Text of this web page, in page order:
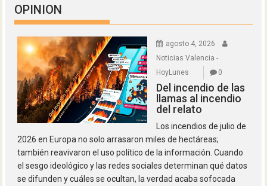
OPINION
agosto 4, 2026
Noticias Valencia -
HoyLunes
0
Del incendio de las
llamas al incendio
del relato
Los incendios de julio de
2026 en Europa no solo arrasaron miles de hectáreas;
también reavivaron el uso político de la información. Cuando
el sesgo ideológico y las redes sociales determinan qué datos
se difunden y cuáles se ocultan, la verdad acaba sofocada